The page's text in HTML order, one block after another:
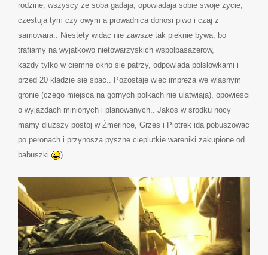
rodzine, wszyscy ze soba gadaja, opowiadaja sobie swoje zycie,
czestuja tym czy owym a prowadnica donosi piwo i czaj z
samowara.. Niestety widac nie zawsze tak pieknie bywa, bo
trafiamy na wyjatkowo nietowarzyskich wspolpasazerow,
kazdy tylko w ciemne okno sie patrzy, odpowiada polslowkami i
przed 20 kladzie sie spac.. Pozostaje wiec impreza we wlasnym
gronie (czego miejsca na gornych polkach nie ulatwiaja), opowiesci
o wyjazdach minionych i planowanych.. Jakos w srodku nocy
mamy dluzszy postoj w Żmerince, Grzes i Piotrek ida pobuszowac
po peronach i przynosza pyszne cieplutkie wareniki zakupione od
babuszki
)